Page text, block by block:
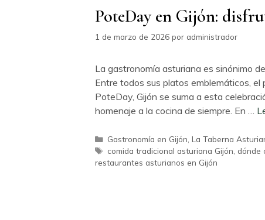
PoteDay en Gijón:
1 de marzo de 2026 por administrador
La gastronomía asturiana es sinónimo
Entre todos sus platos emblemáticos,
PoteDay, Gijón se suma a esta
homenaje a la cocina de siempre. En …
Categorías
Gastronomía en Gijón ,La Taberna
Etiquetas
comida tradicional asturiana Gijón dónde
restaurantes asturianos en Gijón